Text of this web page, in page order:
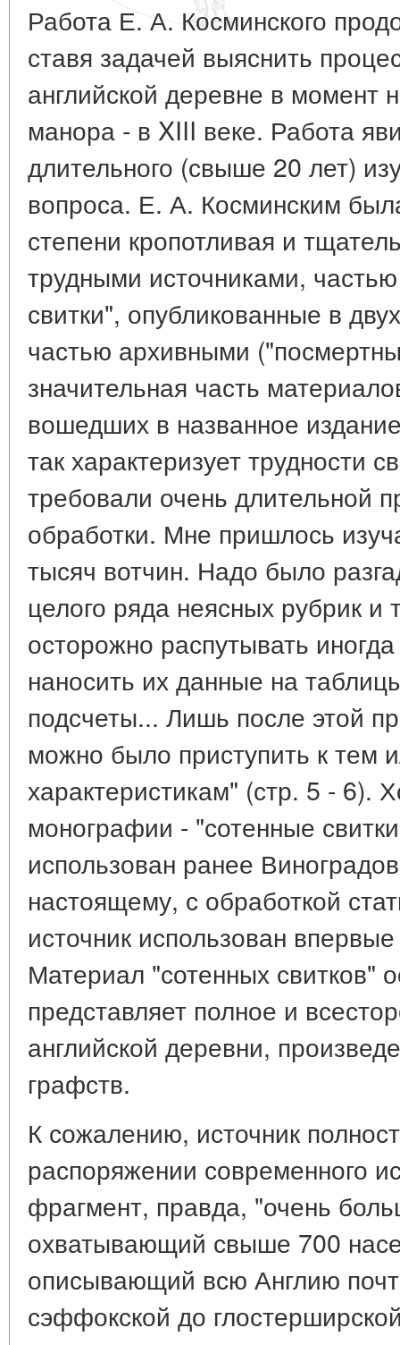
Работа Е. А. Косминского
ставя задачей выяснить
английской деревне в момент
манора - в XIII веке. Работа
длительного (свыше 20 лет)
вопроса. Е. А. Косминским
степени кропотливая и
трудными источниками,
свитки", опубликованные в
частью архивными
значительная часть
вошедших в названное
так характеризует трудности
требовали очень длительной
обработки. Мне пришлось
тысяч вотчин. Надо было
целого ряда неясных рубрик
осторожно распутывать
наносить их данные на
подсчеты... Лишь после этой
можно было приступить к
характеристикам" (стр. 5 - 6).
монографии - "сотенные
использован ранее
настоящему, с обработкой
источник использован
Материал "сотенных свитков"
представляет полное и
английской деревни,
графств.
К сожалению, источник
распоряжении современного
фрагмент, правда, "очень
охватывающий свыше 700
описывающий всю Англию
сэффокской до